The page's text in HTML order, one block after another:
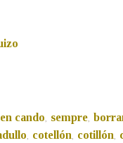
cando, sempre,
, cotellón, cotillón,